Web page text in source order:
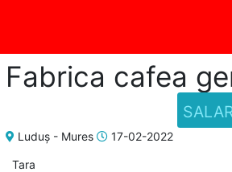
Adaugă
anunț
Fabrica cafea
Luduș - Mures 17-02-2022
Tara